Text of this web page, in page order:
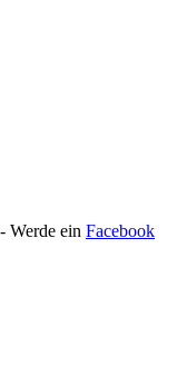
Werde ein Facebook